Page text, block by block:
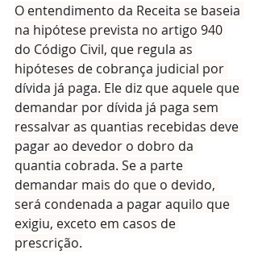
O entendimento da Receita se baseia
na hipótese prevista no artigo 940
do Código Civil, que regula as
hipóteses de cobrança judicial por
dívida já paga. Ele diz que aquele que
demandar por dívida já paga sem
ressalvar as quantias recebidas deve
pagar ao devedor o dobro da
quantia cobrada. Se a parte
demandar mais do que o devido,
será condenada a pagar aquilo que
exigiu, exceto em casos de
prescrição.